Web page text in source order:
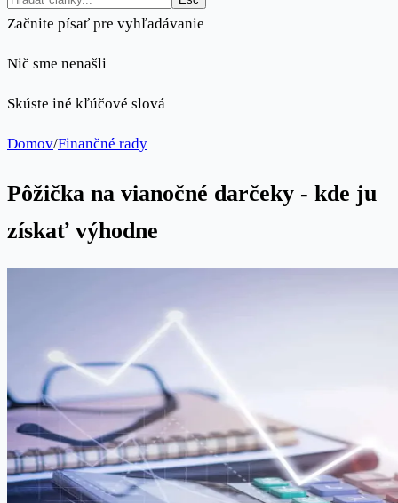
Začnite písať pre vyhľadávanie
Nič sme nenašli
Skúste iné kľúčové slová
Domov/Finančné rady
Pôžička na vianočné darčeky - kde ju
získať výhodne